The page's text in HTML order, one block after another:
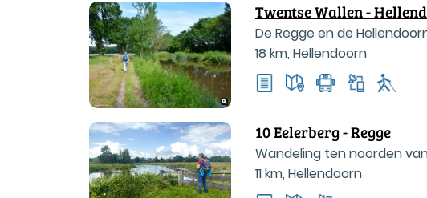
Twentse Wallen -
De Regge en de
18 km, Hellendoorn
10 Eelerberg - Regge
Wandeling ten noorden
buurtschap Schuilenburg
11 km, Hellendoorn